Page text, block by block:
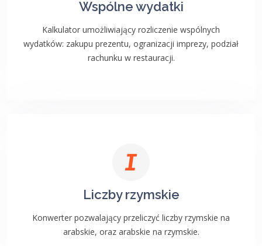
Wspólne wydatki
Kalkulator umożliwiający rozliczenie wspólnych
wydatków: zakupu prezentu, ogranizacji imprezy, podział
rachunku w restauracji.
Liczby rzymskie
Konwerter pozwalający przeliczyć liczby rzymskie na
arabskie, oraz arabskie na rzymskie.